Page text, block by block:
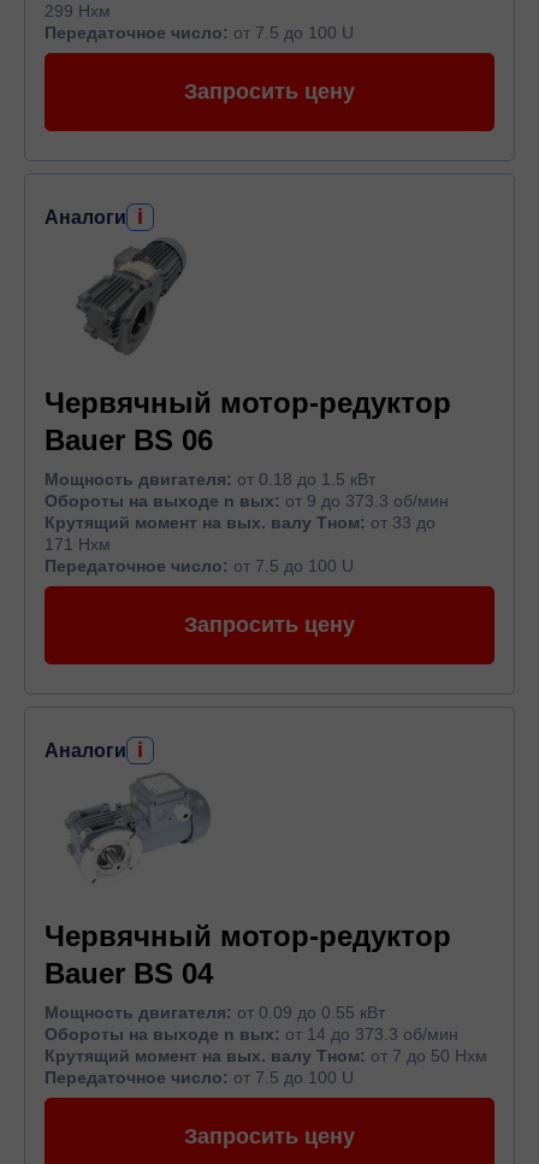
299 Нхм
Передаточное число: от 7.5 до 100 U
Запросить цену
Аналоги i
Червячный мотор-редуктор
Bauer BS 06
Мощность двигателя: от 0.18 до 1.5 кВт
Обороты на выходе n вых: от 9 до 373.3 об/мин
Крутящий момент на вых. валу Тном: от 33 до
171 Нхм
Передаточное число: от 7.5 до 100 U
Запросить цену
Аналоги i
Червячный мотор-редуктор
Bauer BS 04
Мощность двигателя: от 0.09 до 0.55 кВт
Обороты на выходе n вых: от 14 до 373.3 об/мин
Крутящий момент на вых. валу Тном: от 7 до 50 Нхм
Передаточное число: от 7.5 до 100 U
Запросить цену